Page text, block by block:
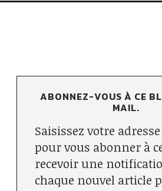
ABONNEZ-VOUS À CE
MAIL.
Saisissez votre
pour vous abonner à
recevoir une
chaque nouvel article